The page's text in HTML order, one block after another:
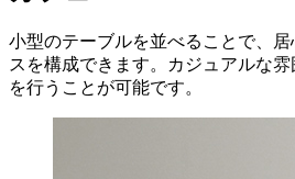
小型のテーブルを並べることで、
スを構成できます。カジュアルな
を行うことが可能です。